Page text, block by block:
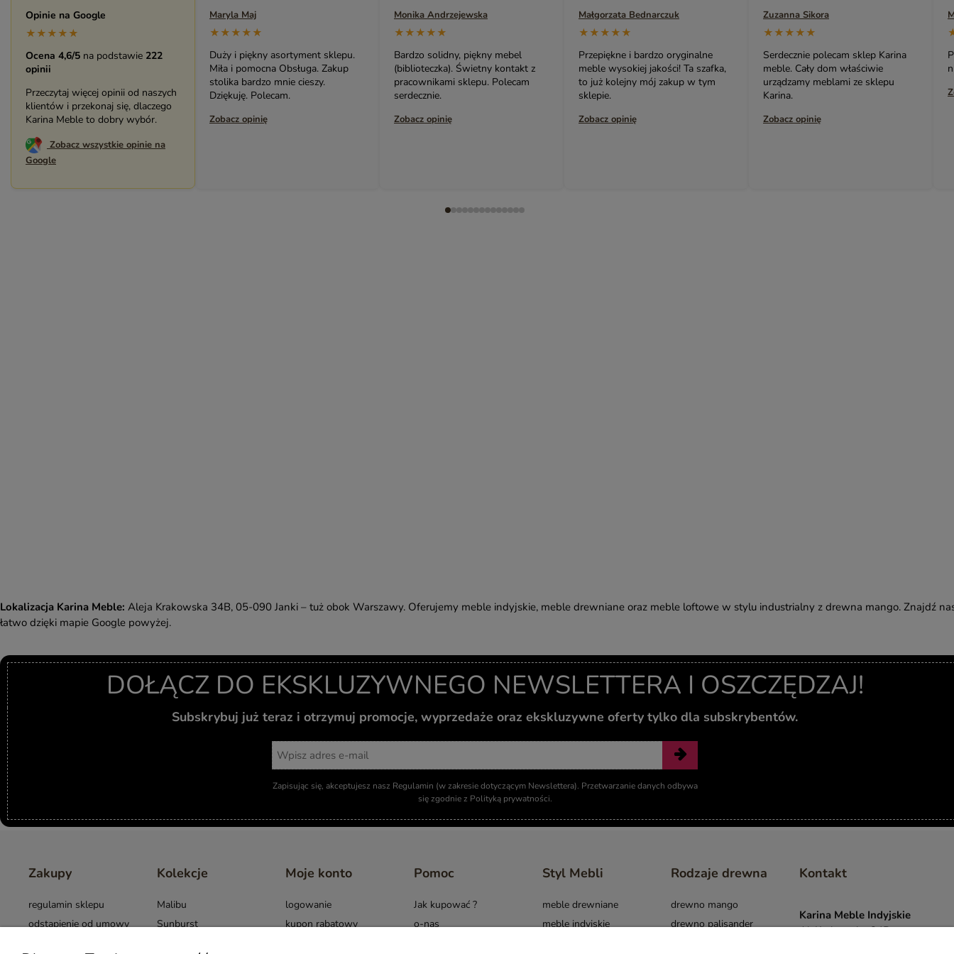
ROMA – MEBLE LOFTOWE MANGO I METAL
WESTPORT – LOFTOWE MEBLE VINTAGE
RIVERSIDE – POSTARZONE MEBLE LOFTOWE DREWNIANE
MILO – NOWOCZESNE MEBLE INDYJSKIE Z DREWNA MANGO
YASMIN – EGZOTYCZNE MEBLE DREWNIANE
BOHO LOCO – NATURALNE DREWNO RZEŹBIONE
MASALA – KOLOROWE MEBLE INDYJSKIE
Opinie na Google
★★★★★
Ocena 4,6/5 na podstawie 222
opinii
Przeczytaj więcej opinii od naszych
klientów i przekonaj się, dlaczego
Karina Meble to dobry wybór.
Zobacz wszystkie opinie na
Google
Maryla Maj
★★★★★
Duży i piękny asortyment sklepu.
Miła i pomocna Obsługa. Zakup
stolika bardzo mnie cieszy.
Dziękuję. Polecam.
Zobacz opinię
Monika Andrzejewska
★★★★★
Bardzo solidny, piękny mebel
(biblioteczka). Świetny kontakt z
pracownikami sklepu. Polecam
serdecznie.
Zobacz opinię
Małgorzata Bednarczuk
★★★★★
Przepiękne i bardzo oryginalne
meble wysokiej jakości! Ta szafka,
to już kolejny mój zakup w tym
sklepie.
Zobacz opinię
Zuzanna Sikora
★★★★★
Serdecznie polecam sklep Karina
meble. Cały dom właściwie
urządzamy meblami ze sklepu
Karina.
Zobacz opinię
Lokalizacja Karina Meble: Aleja Krakowska 34B, 05-090 Janki – tuż obok Warszawy. Oferujemy meble indyjskie, meble drewniane oraz meble loftowe w stylu industrialny z drewna mango. Znajdź
łatwo dzięki mapie Google powyżej.
DOŁĄCZ DO EKSKLUZYWNEGO NEWSLETTERA I OSZCZĘDZAJ!
Subskrybuj już teraz i otrzymuj promocje, wyprzedaże oraz ekskluzywne oferty tylko dla subskrybentów.
Zapisując się, akceptujesz nasz Regulamin (w zakresie dotyczącym Newslettera). Przetwarzanie danych odbywa
się zgodnie z Polityką prywatności.
Zakupy
regulamin sklepu
odstąpienie od umowy
Kolekcje
Malibu
Sunburst
Moje konto
logowanie
kupon rabatowy
Pomoc
Jak kupować ?
o-nas
Styl Mebli
meble drewniane
meble indyjskie
Rodzaje drewna
drewno mango
drewno palisander
Kontakt
Karina Meble Indyjskie
Al. Krakowska 34B